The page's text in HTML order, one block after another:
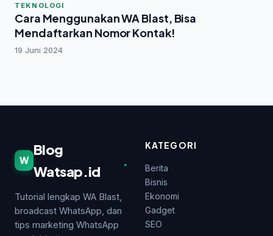
TEKNOLOGI
Cara Menggunakan WA Blast, Bisa
Mendaftarkan Nomor Kontak!
19 Juni 2024
W
Blog
Watsap.id
.
Tutorial lengkap WA Blast,
broadcast WhatsApp, dan
tips marketing WhatsApp
KATEGORI
Berita
Bisnis
Ekonomi
Gadget
SEO